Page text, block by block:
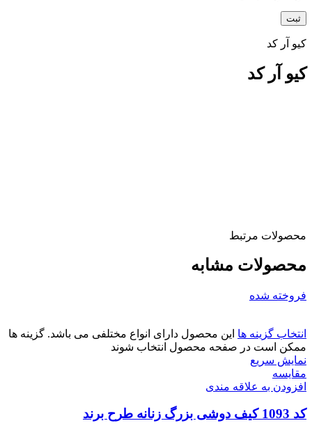
کیو آر کد
کیو آر کد
محصولات مرتبط
محصولات مشابه
فروخته شده
انتخاب گزینه ها این محصول دارای انواع مختلفی می باشد. گزینه ها
ممکن است در صفحه محصول انتخاب شوند
نمایش سریع
مقايسه
افزودن به علاقه مندی
کد 1093 کیف دوشی بزرگ زنانه طرح برند